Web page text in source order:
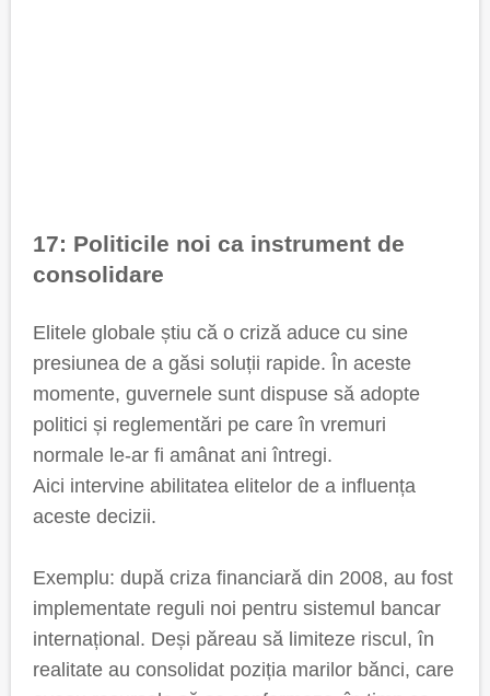
17: Politicile noi ca instrument de
consolidare
Elitele globale știu că o criză aduce cu sine
presiunea de a găsi soluții rapide. În aceste
momente, guvernele sunt dispuse să adopte
politici și reglementări pe care în vremuri
normale le-ar fi amânat ani întregi.
Aici intervine abilitatea elitelor de a influența
aceste decizii.
Exemplu: după criza financiară din 2008, au fost
implementate reguli noi pentru sistemul bancar
internațional. Deși păreau să limiteze riscul, în
realitate au consolidat poziția marilor bănci, care